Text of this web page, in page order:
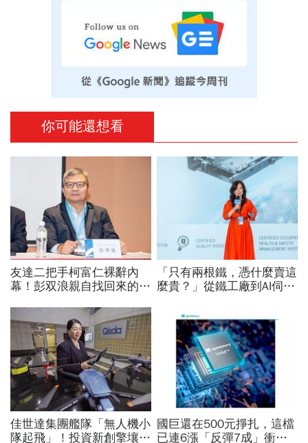
你可能還想看
友達二把手柯富仁裸辭內
幕！彭双浪親自找回來的接
「落後群創」成最後稻草？
「只有兩根鐵，憑什麼賣這
麼貴？」從鐵工廠到AI伺服
城河創造超高毛利率
佳世達集團艦隊「無人機小
隊起飛」！投資新創擎壤、
國巨還在500元掙扎，這檔
已連6漲「反彈7成」衝千